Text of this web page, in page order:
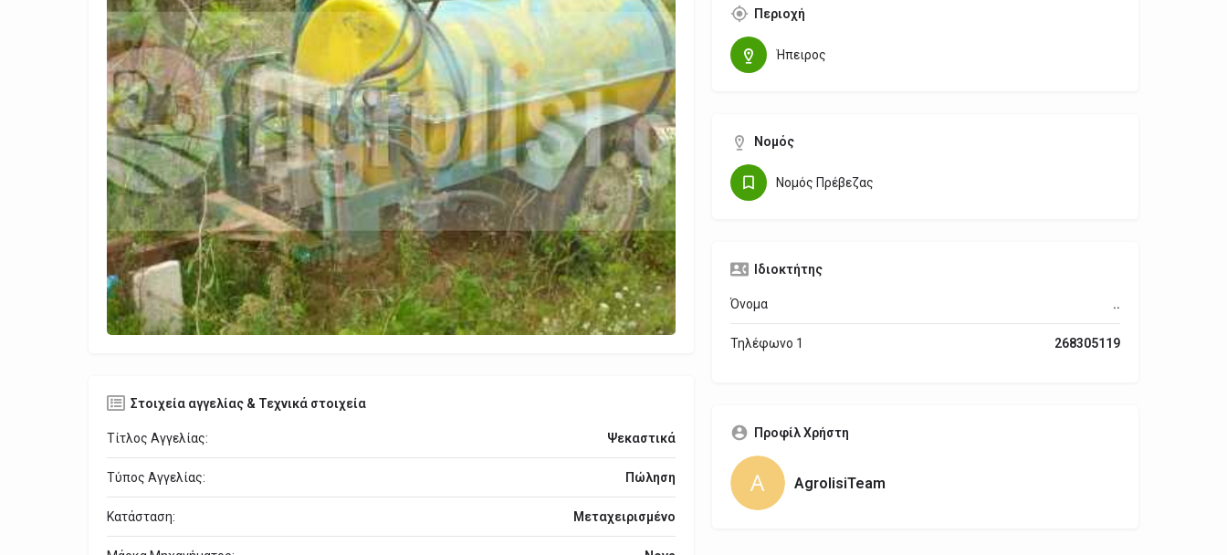
Στοιχεία αγγελίας & Τεχνικά στοιχεία
Τίτλος Αγγελίας: Ψεκαστικά
Τύπος Αγγελίας: Πώληση
Κατάσταση: Μεταχειρισμένο
Περιοχή
Ήπειρος
Νομός
Νομός Πρέβεζας
Ιδιοκτήτης
Όνομα ..
Τηλέφωνο 1 268305119
Προφίλ Χρήστη
AgrolisiTeam